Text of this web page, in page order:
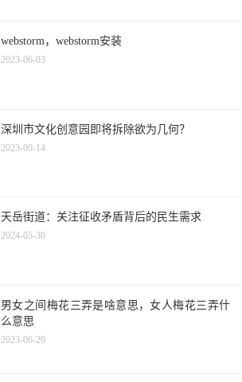
webstorm，webstorm安装
2023-06-03
深圳市文化创意园即将拆除欲为几何？
2023-09-14
天岳街道：关注征收矛盾背后的民生需求
2024-05-30
男女之间梅花三弄是啥意思，女人梅花三弄什
么意思
2023-06-29